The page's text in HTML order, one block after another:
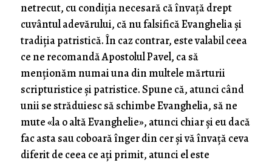
netrecut, cu condiția necesară că învață drept
cuvântul adevărului, că nu falsifică Evanghelia și
tradiția patristică. În caz contrar, este valabil ceea
ce ne recomandă Apostolul Pavel, ca să
menționăm numai una din multele mărturii
scripturistice și patristice. Spune că, atunci când
unii se străduiesc să schimbe Evanghelia, să ne
mute «la o altă Evanghelie», atunci chiar și eu dacă
fac asta sau coboară înger din cer și vă învață ceva
diferit de ceea ce ați primit, atunci el este